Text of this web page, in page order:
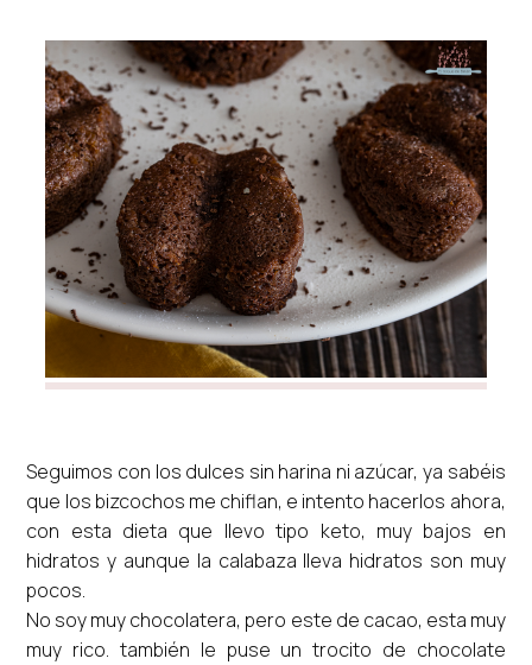
Seguimos con los dulces sin harina ni azúcar, ya sabéis
que los bizcochos me chiflan, e intento hacerlos ahora,
con esta dieta que llevo tipo keto, muy bajos en
hidratos y aunque la calabaza lleva hidratos son muy
pocos.
No soy muy chocolatera, pero este de cacao, esta muy
muy rico. también le puse un trocito de chocolate